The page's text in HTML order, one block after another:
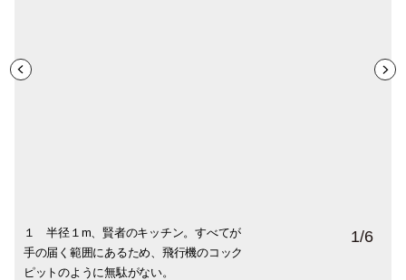
１ 半径１m、賢者のキッチン。すべてが
手の届く範囲にあるため、飛行機のコック
ピットのように無駄がない。
２ ワゴンの収納力は棚一台分。上段には
よく使うボウル、下段には鍋、横には絞り
出し袋などを掛けてフル活用。
３ 機動力もワゴンの強み。本日はレモン
タルトの仕上げに活用。人前でのデモンス
トレーションにも役立つ。
４ お茶は缶に詰め替える。おもてなしや
息抜きに欠かせないお茶は、合羽橋の高村
製罐の丸缶で。
５ マスキングテープで分類。製菓材料の
ストックはジップ付きの袋に入れ替えてラ
ベリングすれば、一目瞭然。
６ お菓子の型はディスプレイ。収納ゼロ
も見せ方次第という好例。お菓子の型は重
ねてオブジェライクに。
1/6